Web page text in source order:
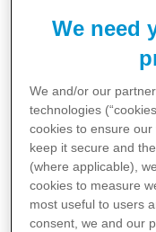
kan også
Kvalme: Prøv
Appetitløshed:
vand og andre
Forstoppelse:
Du bør tale med
tager ny medicin
We need
We and/or our
technologies
cookies to ensure
keep it secure and
(where applicable),
cookies to measure
most useful to users
consent, we and our